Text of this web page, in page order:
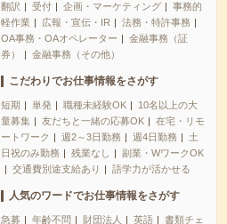
翻訳
受付 企画・マーケティング
事務的
軽作業
広報・宣伝・IR
法務・特許事務
OA事務・OAオペレーター
金融事務（証
券）
金融事務（その他）
こだわりでお仕事情報をさがす
短期 単発 職種未経験OK
10名以上の大
量募集
友だちと一緒の応募OK
在宅・リモ
ートワーク
週2～3日勤務 週4日勤務
土
日祝のみ勤務
残業なし
副業・WワークOK
交通費別途支給あり
語学力が活かせる
人気のワードでお仕事情報をさがす
急募 年齢不問 財団法人 英語
書類チェ